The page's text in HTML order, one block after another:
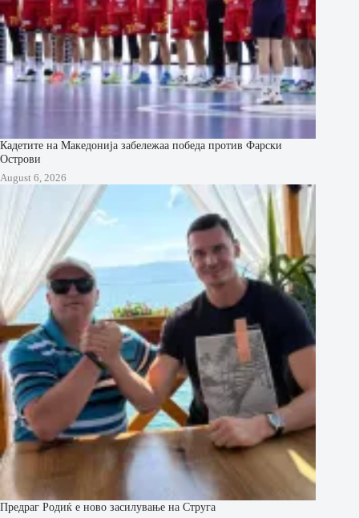
Кадетите на Македонија забележаа победа против Фарски
Острови
August 6, 2026
Предраг Родиќ е ново засилување на Струга